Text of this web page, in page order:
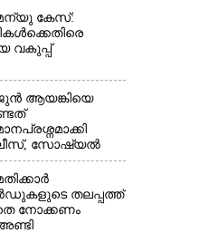
കേസ്:
വകുപ്പ്
ആയങ്കിയെ
സാേഷ്യൽ
ഉപയോഗിക്കുന്നത്
സംശയം
തലപ്പത്ത്
നോക്കണം